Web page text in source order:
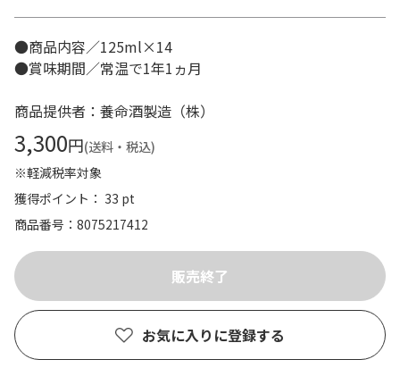
●商品内容／125ml×14
●賞味期間／常温で1年1ヵ月
商品提供者：養命酒製造（株）
3,300円(送料・税込)
※軽減税率対象
獲得ポイント： 33 pt
商品番号
8075217412
お気に入りに登録する